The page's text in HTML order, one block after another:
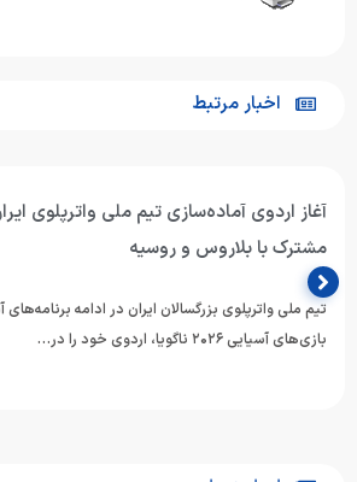
اخبار مرتبط
آغاز اردوی آماده‌سازی تیم ملی واترپلوی
مشترک با بلاروس و روسیه
تیم ملی واترپلوی بزرگسالان ایران در ادامه
بازی‌های آسیایی ۲۰۲۶ ناگویا، اردوی خود را در…